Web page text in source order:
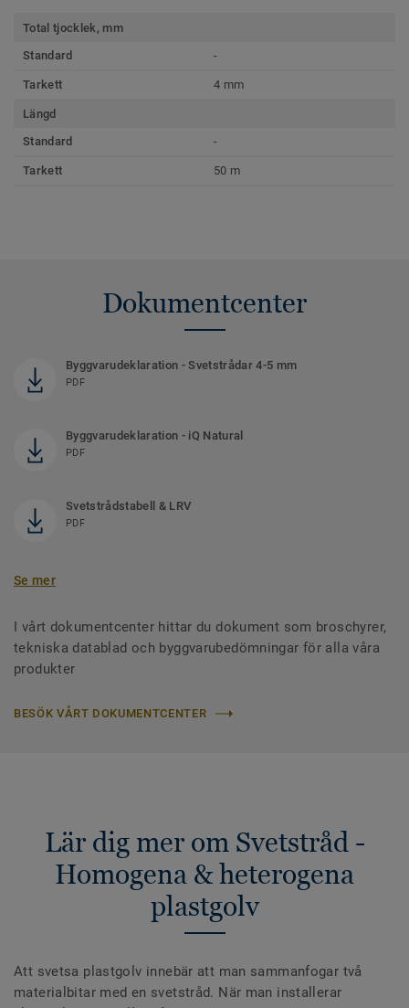
Total tjocklek, mm
Standard
-
Tarkett 4 mm
Längd
Standard
-
Tarkett 50 m
Dokumentcenter
Byggvarudeklaration - Svetstrådar 4-5 mm
PDF
Byggvarudeklaration - iQ Natural
PDF
Svetstrådstabell & LRV
PDF
Se mer
I vårt dokumentcenter hittar du dokument som broschyrer,
tekniska datablad och byggvarubedömningar för alla våra
produkter
BESÖK VÅRT DOKUMENTCENTER
Lär dig mer om Svetstråd -
Homogena & heterogena
plastgolv
Att svetsa plastgolv innebär att man sammanfogar två
materialbitar med en svetstråd. När man installerar